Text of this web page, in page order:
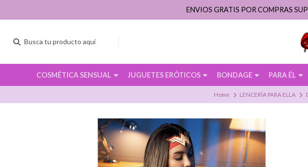
COSMÉTICA SENSUAL JUGUETES ERÓTICOS BONDAGE PARA ÉL
ENVIOS GRATIS POR COMPRAS
Home LENCERÍA PARA ELLA